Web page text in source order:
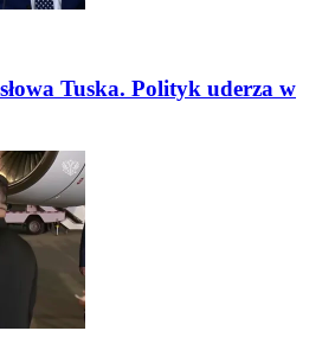
Tuska. Polityk uderza w